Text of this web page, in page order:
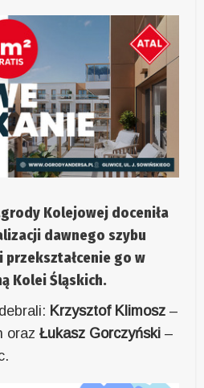
Kolejowej doceniła
dawnego szybu
go w
Kolei Śląskich.
Krzysztof Klimosz–
orazŁukasz Gorczyński –